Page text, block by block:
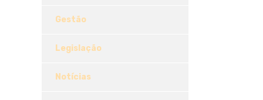
Gestão
Legislação
Notícias